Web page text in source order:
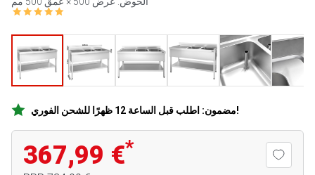
مضمون: اطلب قبل الساعة 12 ظهرًا للشحن الفوري!
367,99 €*